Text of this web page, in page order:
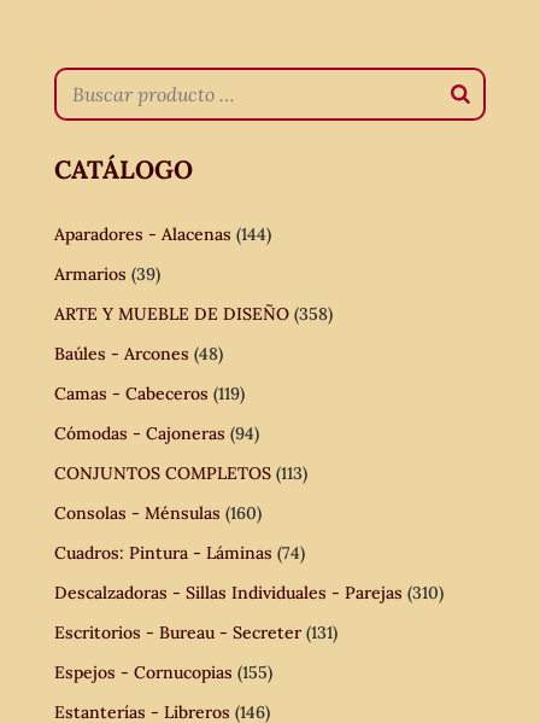
CATÁLOGO
Aparadores - Alacenas (144)
Armarios (39)
ARTE Y MUEBLE DE DISEÑO (358)
Baúles - Arcones (48)
Camas - Cabeceros (119)
Cómodas - Cajoneras (94)
CONJUNTOS COMPLETOS (113)
Consolas - Ménsulas (160)
Cuadros: Pintura - Láminas (74)
Descalzadoras - Sillas Individuales - Parejas (310)
Escritorios - Bureau - Secreter (131)
Espejos - Cornucopias (155)
Estanterías - Libreros (146)